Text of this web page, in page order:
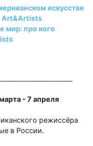
искусстве
Art&Artists
мир: про кого
- 7 апреля
режиссёра
в России.